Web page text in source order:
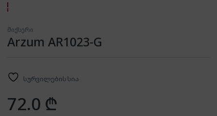
მიქსერი
Arzum AR1023-G
სურვილების სია
72.0 ₾